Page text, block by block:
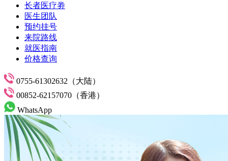
长者医疗劵
医生团队
预约挂号
来院路线
就医指南
价格查询
0755-61302632（大陆）
00852-62157070（香港）
WhatsApp